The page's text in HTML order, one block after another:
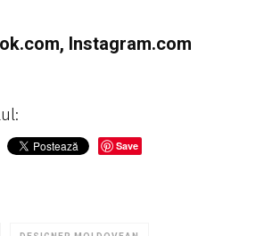
Instagram.com
Save